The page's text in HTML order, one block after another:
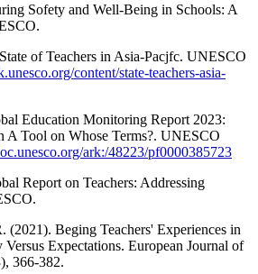
Sofety and Well-Being in Schools: A
of Teachers in Asia-Pacjfc. UNESCO
content/state-teachers-asia-
Education Monitoring Report 2023:
A Tool on Whose Terms?. UNESCO
ark:/48223/pf0000385723
Report on Teachers: Addressing
(2021). Beging Teachers' Experiences in
Expectations. European Journal of
366-382.